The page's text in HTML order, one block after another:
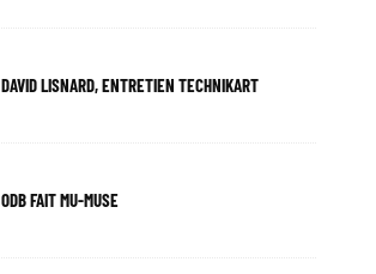
DAVID LISNARD, ENTRETIEN TECHNIKART
ODB FAIT MU-MUSE